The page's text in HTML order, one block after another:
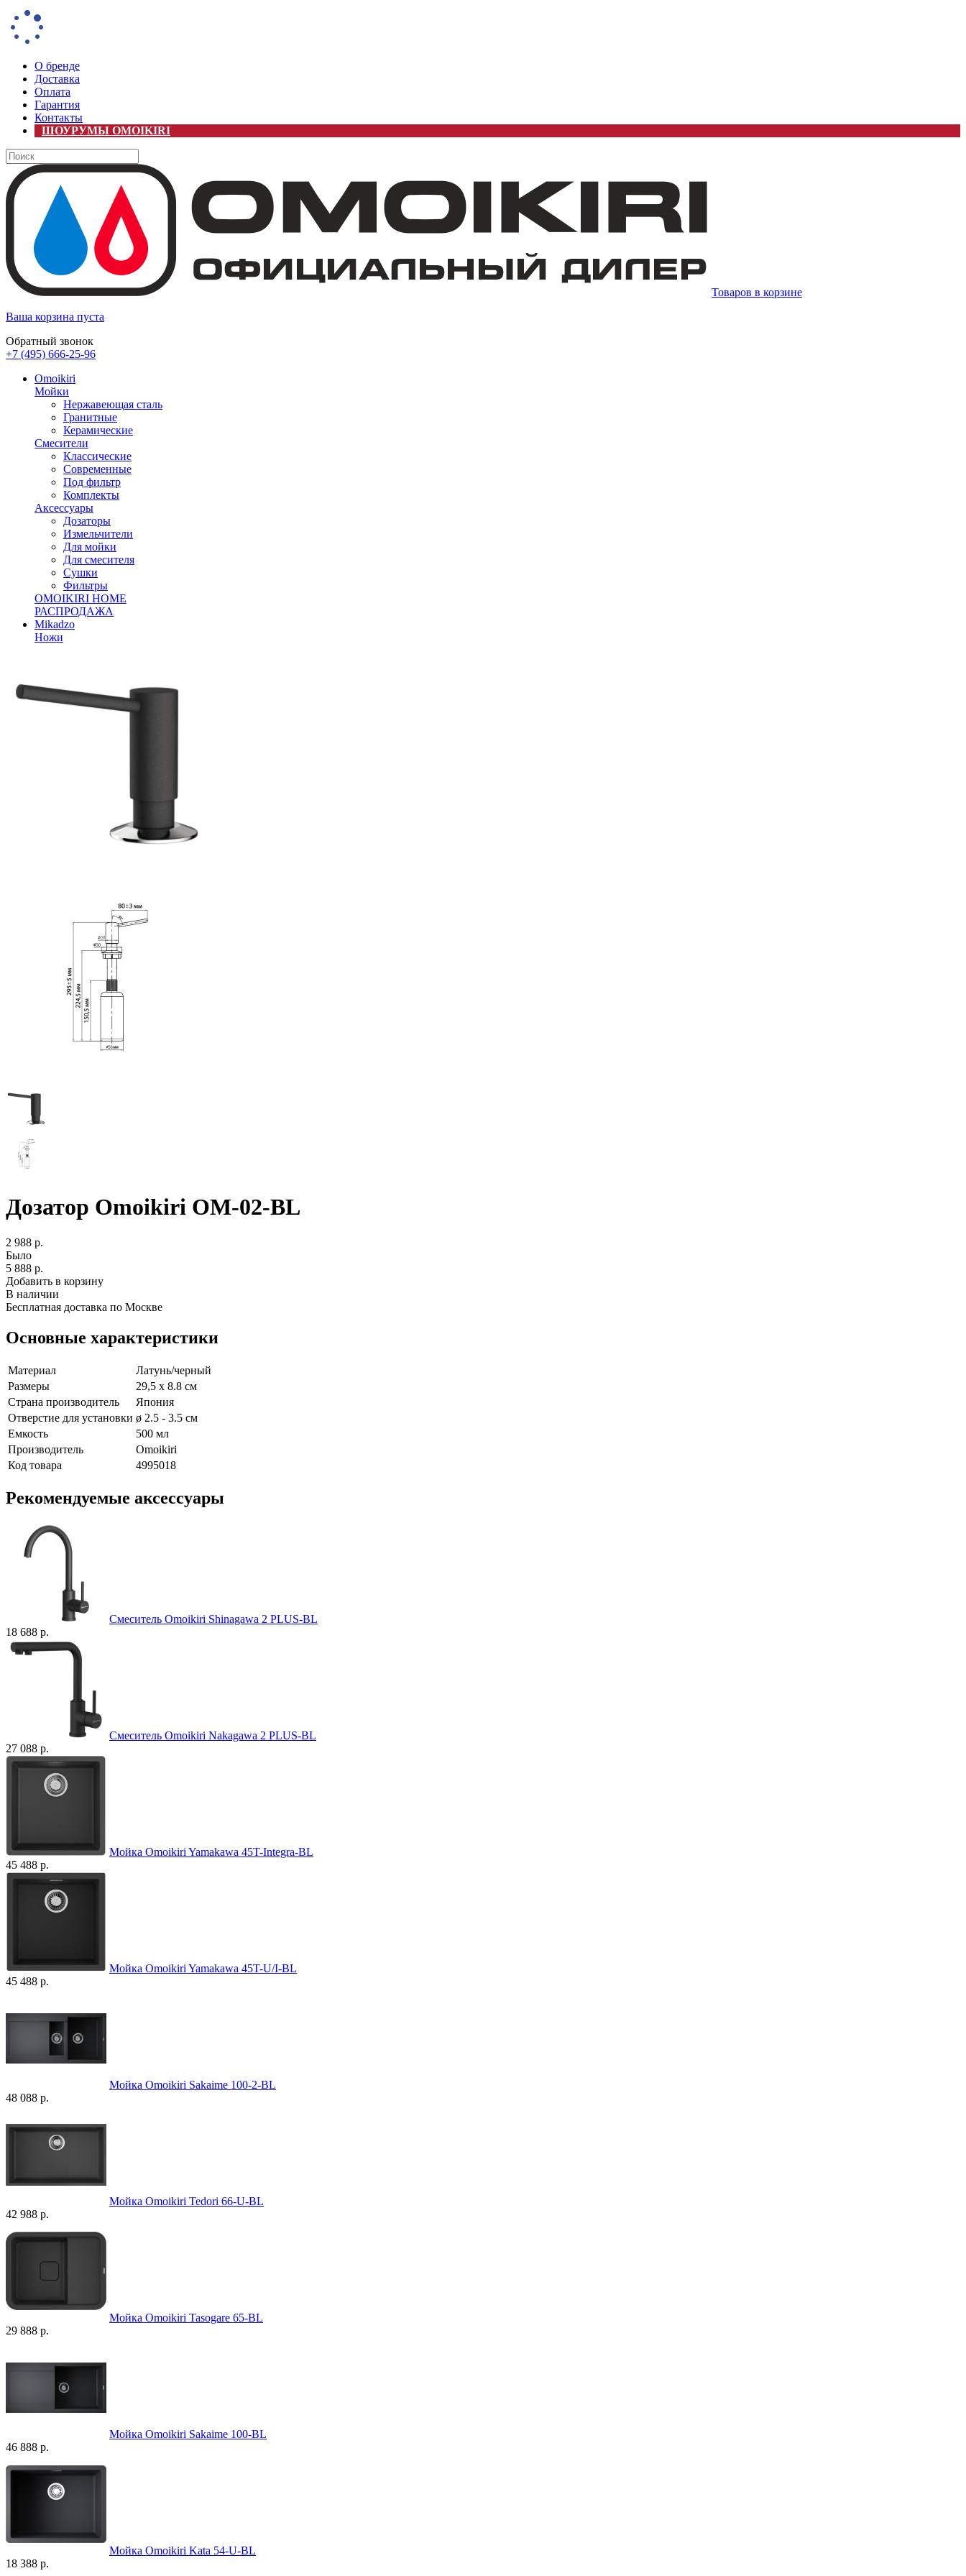
О бренде
Доставка
Оплата
Гарантия
Контакты
ШОУРУМЫ OMOIKIRI
Товаров в корзине
Ваша корзина пуста
Обратный звонок
+7 (495) 666-25-96
Omoikiri
Мойки
Нержавеющая сталь
Гранитные
Керамические
Смесители
Классические
Современные
Под фильтр
Комплекты
Аксессуары
Дозаторы
Измельчители
Для мойки
Для смесителя
Сушки
Фильтры
OMOIKIRI HOME
РАСПРОДАЖА
Mikadzo
Ножи
Дозатор Omoikiri OM-02-BL
2 988 р.
Было
5 888 р.
Добавить в корзину
В наличии
Бесплатная доставка по Москве
Основные характеристики
Материал
Латунь/черный
Размеры
29,5 x 8.8 см
Страна производитель
Япония
Отверстие для установки ø 2.5 - 3.5 см
Емкость
500 мл
Производитель
Omoikiri
Код товара
4995018
Рекомендуемые аксессуары
Смеситель Omoikiri Shinagawa 2 PLUS-BL
18 688 р.
Смеситель Omoikiri Nakagawa 2 PLUS-BL
27 088 р.
Мойка Omoikiri Yamakawa 45T-Integra-BL
45 488 р.
Мойка Omoikiri Yamakawa 45T-U/I-BL
45 488 р.
Мойка Omoikiri Sakaime 100-2-BL
48 088 р.
Мойка Omoikiri Tedori 66-U-BL
42 988 р.
Мойка Omoikiri Tasogare 65-BL
29 888 р.
Мойка Omoikiri Sakaime 100-BL
46 888 р.
Мойка Omoikiri Kata 54-U-BL
18 388 р.